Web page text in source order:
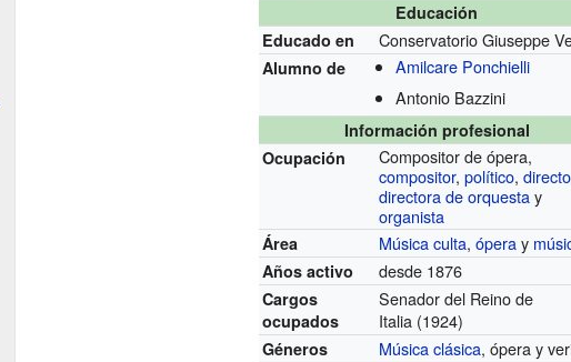
Educación
Educado en
Conservatorio Giuseppe
Alumno de
Amilcare Ponchielli
Antonio Bazzini
Información profesional
Ocupación
Compositor de ópera,
compositor,político,
directora de orquestay
organista
Área Música culta,óperay
Años activo desde 1876
Cargos
ocupados
Senador del Reino de
Italia (1924)
Géneros Música clásica, ópera y